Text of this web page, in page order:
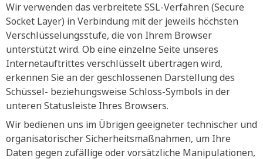
Wir verwenden das verbreitete SSL-Verfahren (Secure
Socket Layer) in Verbindung mit der jeweils höchsten
Verschlüsselungsstufe, die von Ihrem Browser
unterstützt wird. Ob eine einzelne Seite unseres
Internetauftrittes verschlüsselt übertragen wird,
erkennen Sie an der geschlossenen Darstellung des
Schüssel- beziehungsweise Schloss-Symbols in der
unteren Statusleiste Ihres Browsers.
Wir bedienen uns im Übrigen geeigneter technischer und
organisatorischer Sicherheitsmaßnahmen, um Ihre
Daten gegen zufällige oder vorsätzliche Manipulationen,